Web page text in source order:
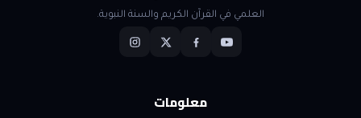
العلمي في القرآن الكريم والسنة النبوية.
معلومات